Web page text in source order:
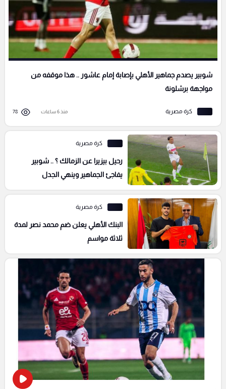
كرة مصرية
شوبير يصدم جماهير الأهلي بإصابة إمام عاشور .. هذا موقفه من
مواجهة برشلونة
منذ 6 ساعات 78
كرة مصرية
رحيل بيزيرا عن الزمالك ؟ .. شوبير
يفاجئ الجماهير وينهي الجدل
كرة مصرية
البنك الأهلي يعلن ضم محمد نصر لمدة
ثلاثة مواسم